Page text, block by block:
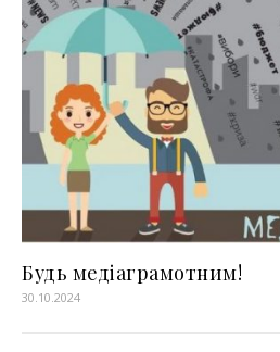
Будь медіаграмотним!
30.10.2024